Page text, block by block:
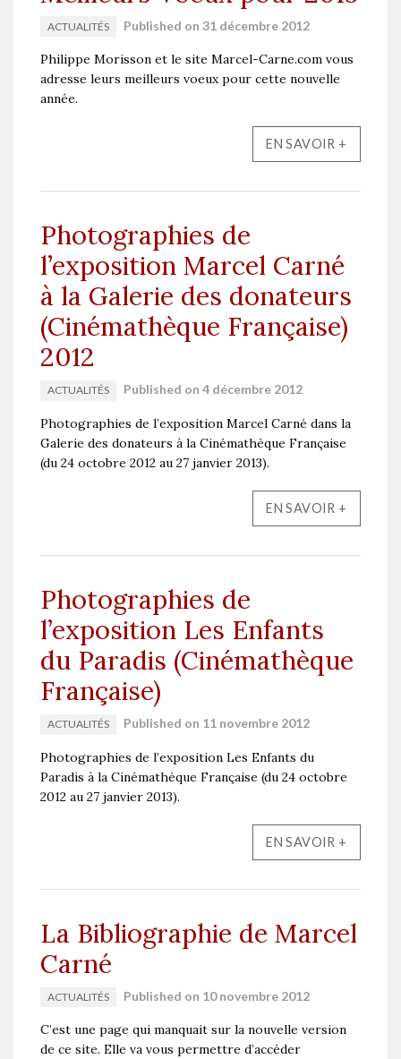
ACTUALITÉS Published on 31 décembre 2012
Philippe Morisson et le site Marcel-Carne.com vous
adresse leurs meilleurs voeux pour cette nouvelle
année.
EN SAVOIR +
Photographies de
l’exposition Marcel Carné
à la Galerie des donateurs
(Cinémathèque Française)
2012
ACTUALITÉS Published on 4 décembre 2012
Photographies de l’exposition Marcel Carné dans la
Galerie des donateurs à la Cinémathèque Française
(du 24 octobre 2012 au 27 janvier 2013).
EN SAVOIR +
Photographies de
l’exposition Les Enfants
du Paradis (Cinémathèque
Française)
ACTUALITÉS Published on 11 novembre 2012
Photographies de l’exposition Les Enfants du
Paradis à la Cinémathèque Française (du 24 octobre
2012 au 27 janvier 2013).
EN SAVOIR +
La Bibliographie de Marcel
Carné
ACTUALITÉS Published on 10 novembre 2012
C’est une page qui manquait sur la nouvelle version
de ce site. Elle va vous permettre d’accéder